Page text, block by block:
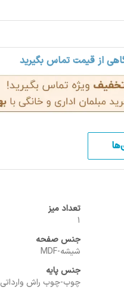
از قیمت تماس بگیرید
تعداد میز
1
جنس صفحه
شیشه-MDF
جنس پایه
چوب-چوب راش وارداتی